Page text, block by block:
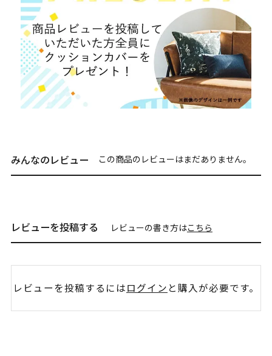
みんなのレビュー この商品のレビューはまだありません。
レビューを投稿する レビューの書き方はこちら
レビューを投稿するにはログイン と購入が必要です。